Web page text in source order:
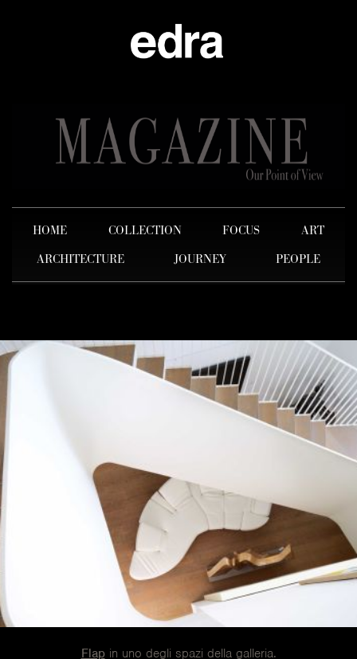
HOME COLLECTION FOCUS
ART
ARCHITECTURE
JOURNEY PEOPLE
Flapin uno degli spazi della galleria.